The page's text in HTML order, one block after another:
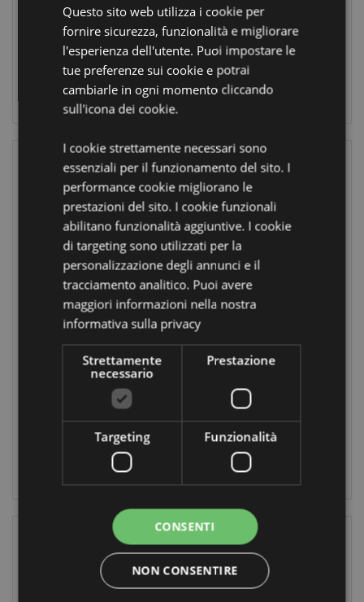
IN ARRIVO:
10/08/2026
LOGIN
IN ARRIVO:
10/08/2026
LOGIN
Back in Stock
Caleidoscopio -
Mini - Banda
Natalizia
XKAL15
disponibile
LOGIN
Back in Stock
Cancellabile
Copripenna -
Banda Natalizia
disponibile
Questo sito web utilizza i cookie per
fornire sicurezza, funzionalità e migliorare
l'esperienza dell'utente. Puoi impostare le
tue preferenze sui cookie e potrai
cambiarle in ogni momento cliccando
sull'icona dei cookie.
I cookie strettamente necessari sono
essenziali per il funzionamento del sito. I
performance cookie migliorano le
prestazioni del sito. I cookie funzionali
abilitano funzionalità aggiuntive. I cookie
di targeting sono utilizzati per la
personalizzazione degli annunci e il
tracciamento analitico. Puoi avere
maggiori informazioni nella nostra
informativa sulla privacy
Strettamente
necessario
Prestazione
Targeting Funzionalità
CONSENTI
NON CONSENTIRE